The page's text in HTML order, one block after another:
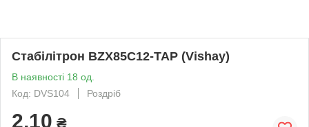
Стабілітрон BZX85C12-TAP (Vishay)
В наявності 18 од.
Код: DVS104
Роздріб
2,10 ₴